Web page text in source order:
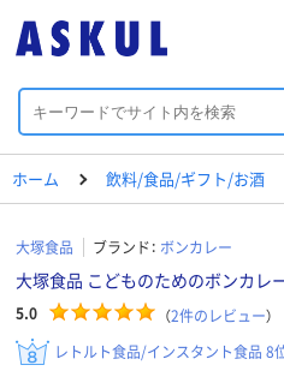
ホーム 飲料/食品/ギフト/お酒
大塚食品 ブランド： ボンカレー
大塚食品 こどものためのボンカレ
5.0 （2件のレビュー）
レトルト食品/インスタント食品 8